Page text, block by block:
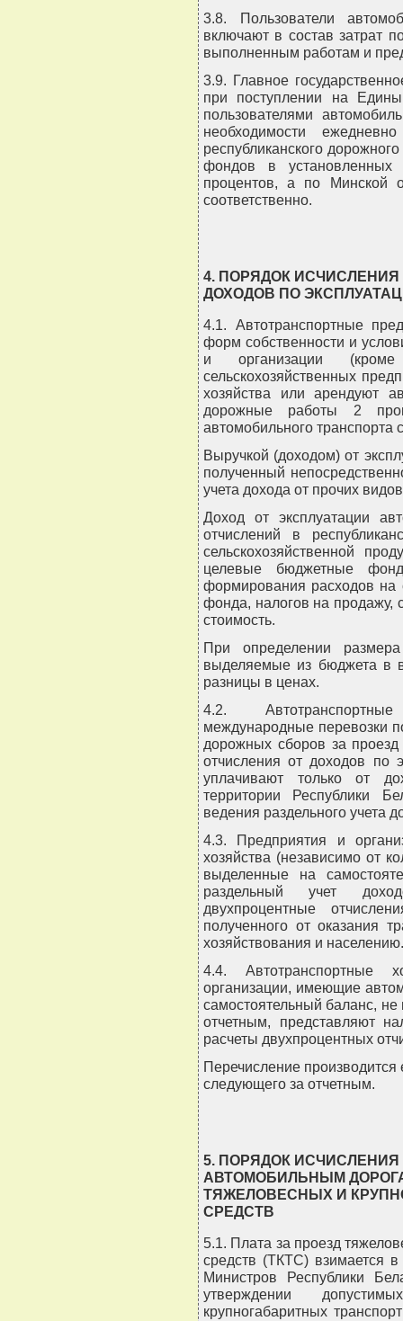
3.8. Пользователи
включают в состав затрат
выполненным работам и
3.9. Главное
при поступлении на
пользователями
необходимости
республиканского
фондов в
процентов, а по Минской
соответственно.
4. ПОРЯДОК
ДОХОДОВ ПО
4.1. Автотранспортные
форм собственности и
и организации
сельскохозяйственных
хозяйства или арендуют
дорожные работы 2
автомобильного
Выручкой (доходом) от
полученный
учета дохода от прочих
Доход от эксплуатации
отчислений в
сельскохозяйственной
целевые бюджетные
формирования расходов на
фонда, налогов на продажу,
стоимость.
При определении
выделяемые из бюджета в
разницы в ценах.
4.2.
международные перевозки
дорожных сборов за
отчисления от доходов по
уплачивают только от
территории Республики
ведения раздельного учета
4.3. Предприятия и
хозяйства (независимо от
выделенные на
раздельный учет
двухпроцентные
полученного от оказания
хозяйствования и населению.
4.4. Автотранспортные
организации, имеющие
самостоятельный баланс,
отчетным, представляют
расчеты двухпроцентных
Перечисление
следующего за отчетным.
5. ПОРЯДОК
АВТОМОБИЛЬНЫМ
ТЯЖЕЛОВЕСНЫХ И
СРЕДСТВ
5.1. Плата за проезд
средств (ТКТС) взимается в
Министров Республики
утверждении
крупногабаритных